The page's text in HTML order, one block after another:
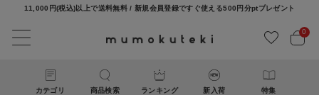
11,000円(税込)以上で送料無料 / 新規会員登録ですぐ使える500円分ptプレゼント
0
カテゴリ 商品検索 ランキング 新入荷 特集